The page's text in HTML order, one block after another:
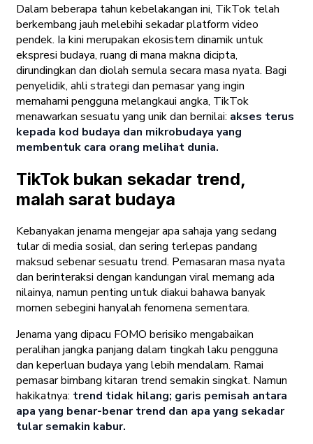
Dalam beberapa tahun kebelakangan ini, TikTok telah
berkembang jauh melebihi sekadar platform video
pendek. Ia kini merupakan ekosistem dinamik untuk
ekspresi budaya, ruang di mana makna dicipta,
dirundingkan dan diolah semula secara masa nyata. Bagi
penyelidik, ahli strategi dan pemasar yang ingin
memahami pengguna melangkaui angka, TikTok
menawarkan sesuatu yang unik dan bernilai: akses terus
kepada kod budaya dan mikrobudaya yang
membentuk cara orang melihat dunia.
TikTok bukan sekadar trend,
malah sarat budaya
Kebanyakan jenama mengejar apa sahaja yang sedang
tular di media sosial, dan sering terlepas pandang
maksud sebenar sesuatu trend. Pemasaran masa nyata
dan berinteraksi dengan kandungan viral memang ada
nilainya, namun penting untuk diakui bahawa banyak
momen sebegini hanyalah fenomena sementara.
Jenama yang dipacu FOMO berisiko mengabaikan
peralihan jangka panjang dalam tingkah laku pengguna
dan keperluan budaya yang lebih mendalam. Ramai
pemasar bimbang kitaran trend semakin singkat. Namun
hakikatnya: trend tidak hilang; garis pemisah antara
apa yang benar-benar trend dan apa yang sekadar
tular semakin kabur.